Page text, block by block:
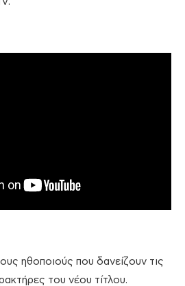
ηθοποιούς που δανείζουν τις
του νέου τίτλου.